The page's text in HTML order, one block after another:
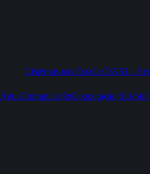
Cisternas nas EscolasDAKI –
ÁguaComunicaçãoCooperação Sul-Sul